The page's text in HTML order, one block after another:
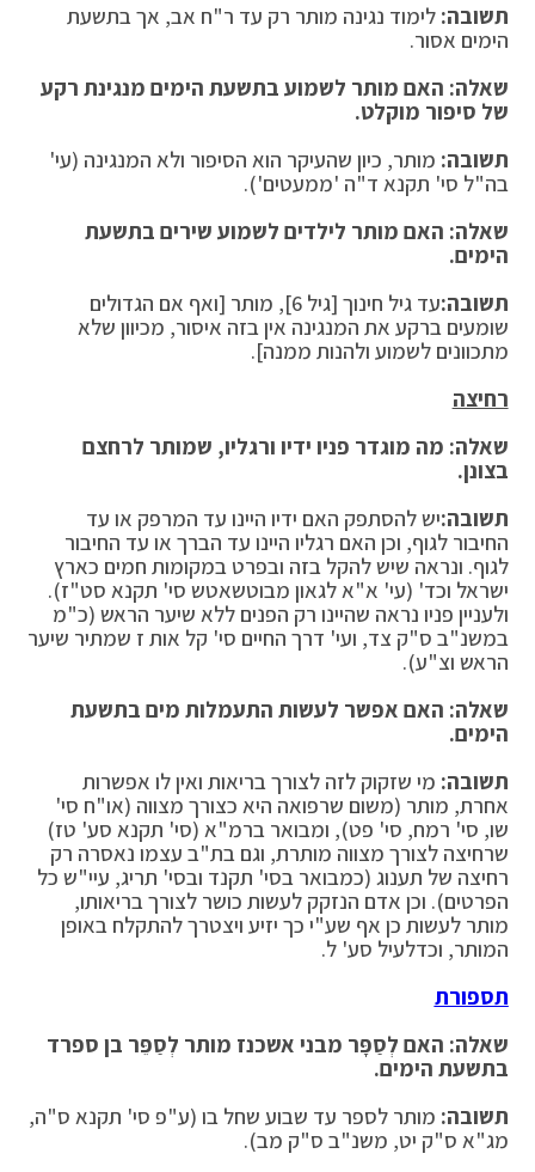
תשובה: לימוד נגינה מותר רק עד ר"ח אב, אך בתשעת
הימים אסור.
שאלה: האם מותר לשמוע בתשעת הימים מנגינת רקע
של סיפור מוקלט.
תשובה: מותר, כיון שהעיקר הוא הסיפור ולא המנגינה (עי'
בה"ל סי' תקנא ד"ה 'ממעטים').
שאלה: האם מותר לילדים לשמוע שירים בתשעת
הימים.
תשובה:
עד גיל חינוך [גיל 6], מותר [ואף אם הגדולים
שומעים ברקע את המנגינה אין בזה איסור, מכיוון שלא
מתכוונים לשמוע ולהנות ממנה].
רחיצה
שאלה: מה מוגדר פניו ידיו ורגליו, שמותר לרחצם
בצונן.
תשובה:יש להסתפק האם ידיו היינו עד המרפק או עד
החיבור לגוף, וכן האם רגליו היינו עד הברך או עד החיבור
לגוף. ונראה שיש להקל בזה ובפרט במקומות חמים כארץ
ישראל וכד' (עי' א"א לגאון מבוטשאטש סי' תקנא סט"ז).
ולעניין פניו נראה שהיינו רק הפנים ללא שיער הראש (כ"מ
במשנ"ב ס"ק צד, ועי' דרך החיים סי' קל אות ז שמתיר שיער
הראש וצ"ע).
שאלה: האם אפשר לעשות התעמלות מים בתשעת
הימים.
תשובה: מי שזקוק לזה לצורך בריאות ואין לו אפשרות
אחרת, מותר (משום שרפואה היא כצורך מצווה (או"ח סי'
שו, סי' רמח, סי' פט), ומבואר ברמ"א (סי' תקנא סע' טז)
שרחיצה לצורך מצווה מותרת, וגם בת"ב עצמו נאסרה רק
רחיצה של תענוג (כמבואר בסי' תקנד ובסי' תריג, עיי"ש כל
הפרטים). וכן אדם הנזקק לעשות כושר לצורך בריאותו,
מותר לעשות כן אף שע"י כך יזיע ויצטרך להתקלח באופן
המותר, וכדלעיל סע' ל.
תספורת
שאלה: האם לְסַפָּר מבני אשכנז מותר לְסַפֵּר בן ספרד
בתשעת הימים.
תשובה: מותר לספר עד שבוע שחל בו (ע"פ סי' תקנא ס"ה,
מג"א ס"ק יט, משנ"ב ס"ק מב).